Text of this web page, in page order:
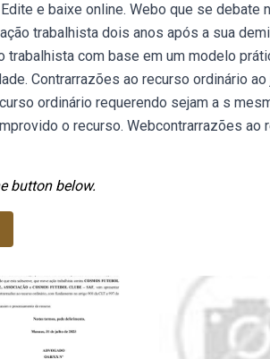
e baixe online. Webo que se debate
trabalhista dois anos após a sua
trabalhista com base em um modelo
Contrarrazões ao recurso ordinário ao
ordinário requerendo sejam a s
o recurso. Webcontrarrazões ao
button below.